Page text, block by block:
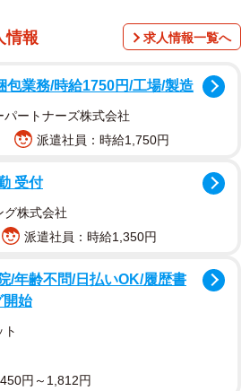
体どうだったのか。
情報 求人情報一覧へ
包業務/時給1750円/工場/製造
ートナーズ株式会社
派遣社員：時給1,750円
受付
グ株式会社
派遣社員：時給1,350円
/年齢不問/日払いOK/履歴書
開始
円～1,812円